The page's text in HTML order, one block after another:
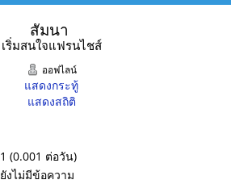
สัมนา
เริ่มสนใจแฟรนไชส์
ออฟไลน์
แสดงกระทู้
แสดงสถิติ
1 (0.001 ต่อวัน)
ยังไม่มีข้อความ